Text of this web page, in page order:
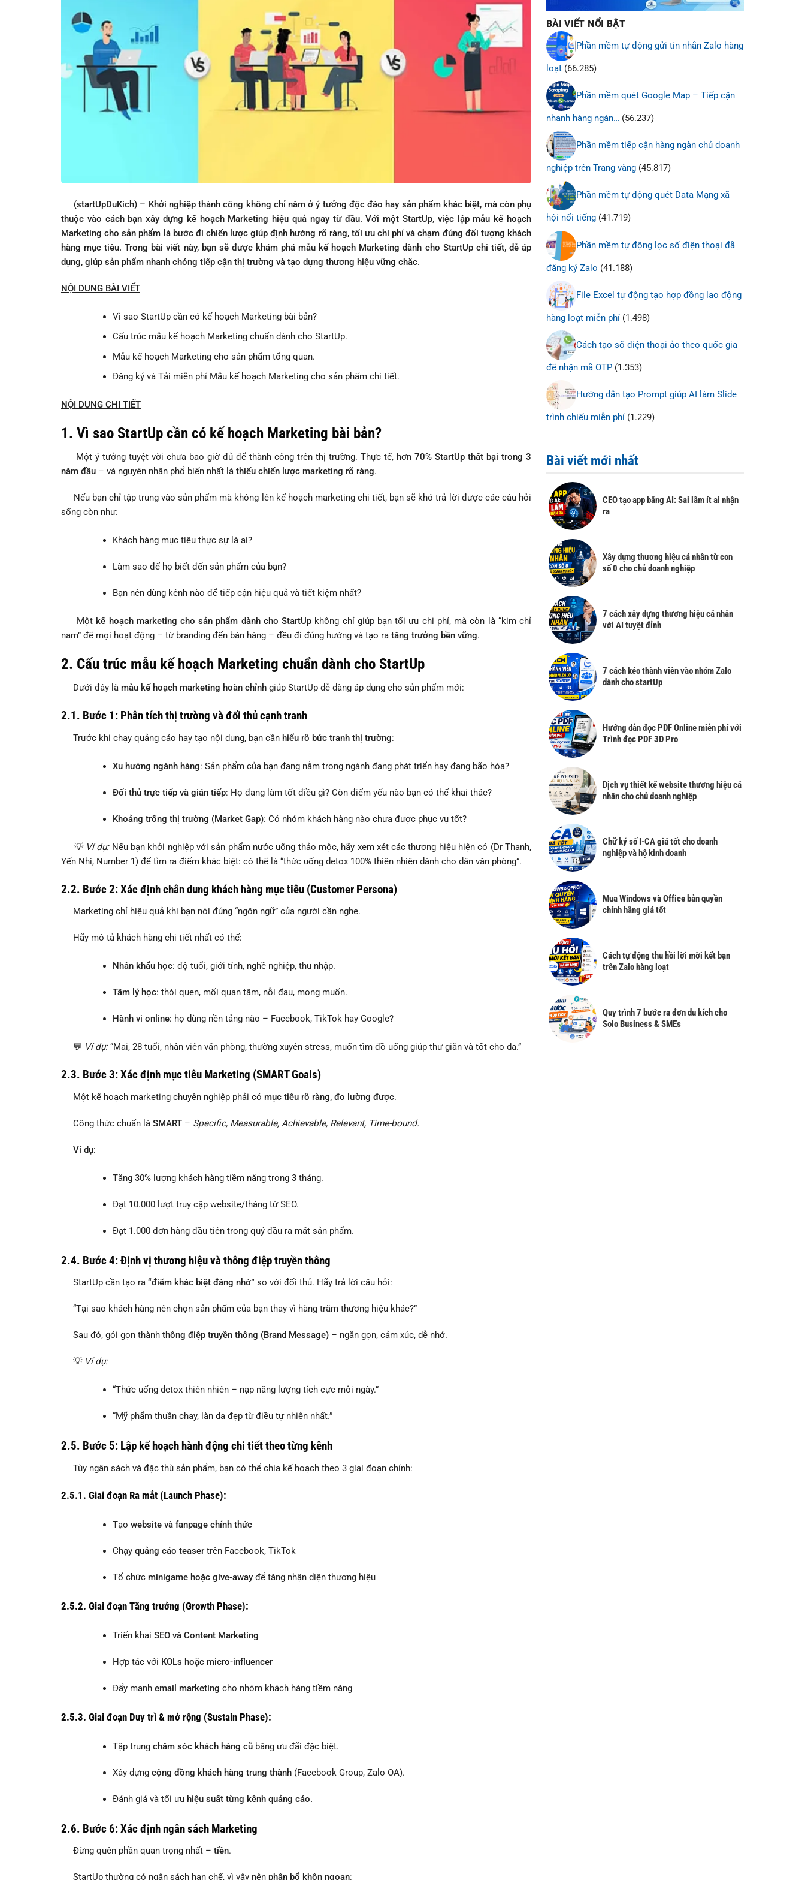
(startUpDuKich) – Khởi nghiệp thành công không chỉ nằm ở ý tưởng độc đáo hay sản phẩm khác biệt, mà còn phụ
thuộc vào cách bạn xây dựng kế hoạch Marketing hiệu quả ngay từ đầu. Với một StartUp, việc lập mẫu kế hoạch
Marketing cho sản phẩm là bước đi chiến lược giúp định hướng rõ ràng, tối ưu chi phí và chạm đúng đối tượng khách
hàng mục tiêu. Trong bài viết này, bạn sẽ được khám phá mẫu kế hoạch Marketing dành cho StartUp chi tiết, dễ áp
dụng, giúp sản phẩm nhanh chóng tiếp cận thị trường và tạo dựng thương hiệu vững chắc.
NỘI DUNG BÀI VIẾT
Vì sao StartUp cần có kế hoạch Marketing bài bản?
Cấu trúc mẫu kế hoạch Marketing chuẩn dành cho StartUp.
Mẫu kế hoạch Marketing cho sản phẩm tổng quan.
Đăng ký và Tải miễn phí Mẫu kế hoạch Marketing cho sản phẩm chi tiết.
NỘI DUNG CHI TIẾT
1. Vì sao StartUp cần có kế hoạch Marketing bài bản?
Một ý tưởng tuyệt vời chưa bao giờ đủ để thành công trên thị trường. Thực tế, hơn 70% StartUp thất bại trong 3
năm đầu – và nguyên nhân phổ biến nhất là thiếu chiến lược marketing rõ ràng.
Nếu bạn chỉ tập trung vào sản phẩm mà không lên kế hoạch marketing chi tiết, bạn sẽ khó trả lời được các câu hỏi
sống còn như:
Khách hàng mục tiêu thực sự là ai?
Làm sao để họ biết đến sản phẩm của bạn?
Bạn nên dùng kênh nào để tiếp cận hiệu quả và tiết kiệm nhất?
Một kế hoạch marketing cho sản phẩm dành cho StartUp không chỉ giúp bạn tối ưu chi phí, mà còn là “kim chỉ
nam” để mọi hoạt động – từ branding đến bán hàng – đều đi đúng hướng và tạo ra tăng trưởng bền vững.
2. Cấu trúc mẫu kế hoạch Marketing chuẩn dành cho StartUp
Dưới đây là mẫu kế hoạch marketing hoàn chỉnh giúp StartUp dễ dàng áp dụng cho sản phẩm mới:
2.1. Bước 1: Phân tích thị trường và đối thủ cạnh tranh
Trước khi chạy quảng cáo hay tạo nội dung, bạn cần hiểu rõ bức tranh thị trường:
Xu hướng ngành hàng: Sản phẩm của bạn đang nằm trong ngành đang phát triển hay đang bão hòa?
Đối thủ trực tiếp và gián tiếp: Họ đang làm tốt điều gì? Còn điểm yếu nào bạn có thể khai thác?
Khoảng trống thị trường (Market Gap): Có nhóm khách hàng nào chưa được phục vụ tốt?
💡 Ví dụ:Nếu bạn khởi nghiệp với sản phẩm nước uống thảo mộc, hãy xem xét các thương hiệu hiện có (Dr Thanh,
Yến Nhi, Number 1) để tìm ra điểm khác biệt: có thể là “thức uống detox 100% thiên nhiên dành cho dân văn phòng”.
2.2. Bước 2: Xác định chân dung khách hàng mục tiêu (Customer Persona)
Marketing chỉ hiệu quả khi bạn nói đúng “ngôn ngữ” của người cần nghe.
Hãy mô tả khách hàng chi tiết nhất có thể:
Nhân khẩu học: độ tuổi, giới tính, nghề nghiệp, thu nhập.
Tâm lý học: thói quen, mối quan tâm, nỗi đau, mong muốn.
Hành vi online: họ dùng nền tảng nào – Facebook, TikTok hay Google?
💬 Ví dụ:“Mai, 28 tuổi, nhân viên văn phòng, thường xuyên stress, muốn tìm đồ uống giúp thư giãn và tốt cho da.”
2.3. Bước 3: Xác định mục tiêu Marketing (SMART Goals)
Một kế hoạch marketing chuyên nghiệp phải có mục tiêu rõ ràng, đo lường được.
Công thức chuẩn là SMART – Specific, Measurable, Achievable, Relevant, Time-bound.
Ví dụ:
Tăng 30% lượng khách hàng tiềm năng trong 3 tháng.
Đạt 10.000 lượt truy cập website/tháng từ SEO.
Đạt 1.000 đơn hàng đầu tiên trong quý đầu ra mắt sản phẩm.
2.4. Bước 4: Định vị thương hiệu và thông điệp truyền thông
StartUp cần tạo ra “điểm khác biệt đáng nhớ” so với đối thủ. Hãy trả lời câu hỏi:
“Tại sao khách hàng nên chọn sản phẩm của bạn thay vì hàng trăm thương hiệu khác?”
Sau đó, gói gọn thành thông điệp truyền thông (Brand Message) – ngắn gọn, cảm xúc, dễ nhớ.
💡 Ví dụ:
“Thức uống detox thiên nhiên – nạp năng lượng tích cực mỗi ngày.”
“Mỹ phẩm thuần chay, làn da đẹp từ điều tự nhiên nhất.”
2.5. Bước 5: Lập kế hoạch hành động chi tiết theo từng kênh
Tùy ngân sách và đặc thù sản phẩm, bạn có thể chia kế hoạch theo 3 giai đoạn chính:
2.5.1. Giai đoạn Ra mắt (Launch Phase):
Tạo website và fanpage chính thức
Chạy quảng cáo teasertrên Facebook, TikTok
Tổ chức minigame hoặc give-awayđể tăng nhận diện thương hiệu
2.5.2. Giai đoạn Tăng trưởng (Growth Phase):
Triển khai SEO và Content Marketing
Hợp tác với KOLs hoặc micro-influencer
Đẩy mạnh email marketing cho nhóm khách hàng tiềm năng
2.5.3. Giai đoạn Duy trì & mở rộng (Sustain Phase):
Tập trung chăm sóc khách hàng cũbằng ưu đãi đặc biệt.
Xây dựng cộng đồng khách hàng trung thành(Facebook Group, Zalo OA).
Đánh giá và tối ưu hiệu suất từng kênh quảng cáo.
2.6. Bước 6: Xác định ngân sách Marketing
Đừng quên phần quan trọng nhất – tiền.
StartUp thường có ngân sách hạn chế, vì vậy nên phân bổ khôn ngoan:
BÀI VIẾT NỔI BẬT
Phần mềm tự động gửi tin nhắn Zalo hàng
loạt (66.285)
Phần mềm quét Google Map – Tiếp cận
nhanh hàng ngàn… (56.237)
Phần mềm tiếp cận hàng ngàn chủ doanh
nghiệp trên Trang vàng (45.817)
Phần mềm tự động quét Data Mạng xã
hội nổi tiếng (41.719)
Phần mềm tự động lọc số điện thoại đã
đăng ký Zalo (41.188)
File Excel tự động tạo hợp đồng lao động
hàng loạt miễn phí (1.498)
Cách tạo số điện thoại ảo theo quốc gia
để nhận mã OTP (1.353)
Hướng dẫn tạo Prompt giúp AI làm Slide
trình chiếu miễn phí (1.229)
Bài viết mới nhất
CEO tạo app bằng AI: Sai lầm ít ai nhận
ra
Xây dựng thương hiệu cá nhân từ con
số 0 cho chủ doanh nghiệp
7 cách xây dựng thương hiệu cá nhân
với AI tuyệt đỉnh
7 cách kéo thành viên vào nhóm Zalo
dành cho startUp
Hướng dẫn đọc PDF Online miễn phí với
Trình đọc PDF 3D Pro
Dịch vụ thiết kế website thương hiệu cá
nhân cho chủ doanh nghiệp
Chữ ký số I-CA giá tốt cho doanh
nghiệp và hộ kinh doanh
Mua Windows và Office bản quyền
chính hãng giá tốt
Cách tự động thu hồi lời mời kết bạn
trên Zalo hàng loạt
Quy trình 7 bước ra đơn du kích cho
Solo Business & SMEs